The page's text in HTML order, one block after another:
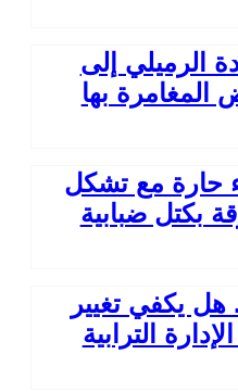
الرميلي إلى
المغامرة بها
حارة مع تشكل
بكتل ضبابية
هل يكفي تغيير
الترابية